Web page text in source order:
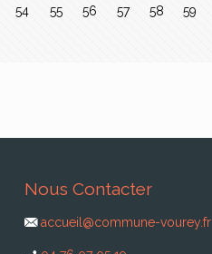
54 55 56 57 58 59
Nous Contacter
accueil@commune-vourey.fr